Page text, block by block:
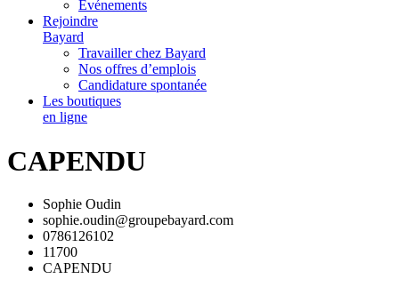
Événements
Rejoindre
Bayard
Travailler chez Bayard
Nos offres d’emplois
Candidature spontanée
Les boutiques
en ligne
CAPENDU
Sophie Oudin
sophie.oudin@groupebayard.com
0786126102
11700
CAPENDU